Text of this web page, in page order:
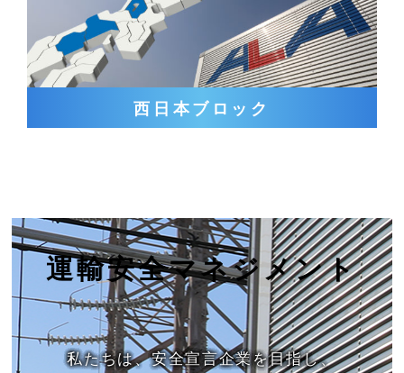
西日本ブロック
運輸安全マネジメント
私たちは、安全宣言企業を目指し、